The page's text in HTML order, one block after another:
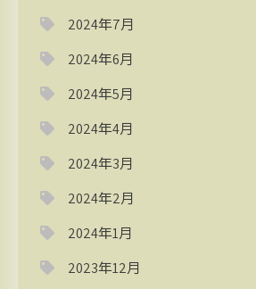
2024年7月
2024年6月
2024年5月
2024年4月
2024年3月
2024年2月
2024年1月
2023年12月